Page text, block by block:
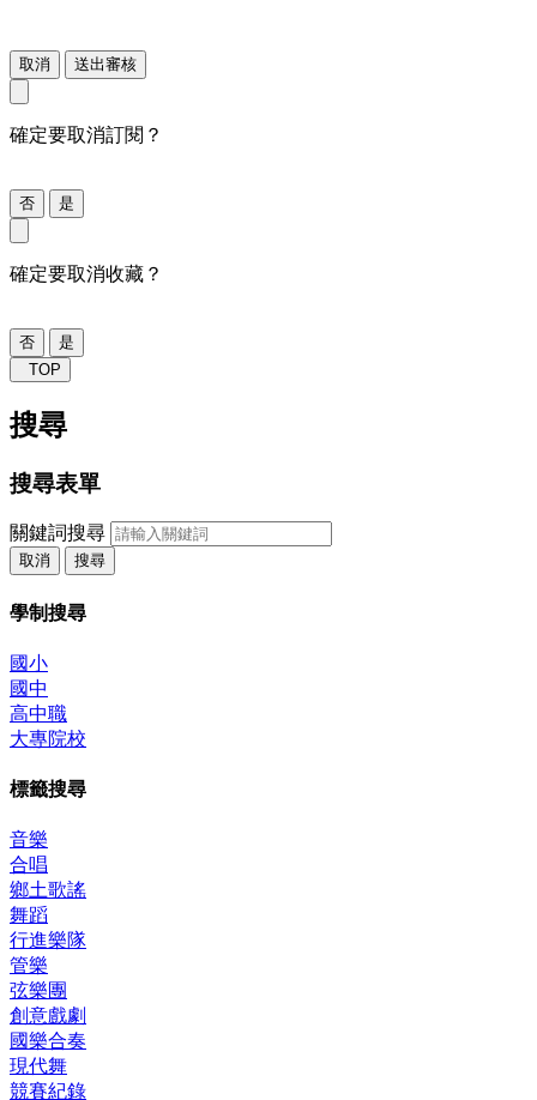
取消 送出審核
確定要取消訂閱？
否 是
確定要取消收藏？
否
是
TOP
搜尋
搜尋表單
關鍵詞搜尋
取消 搜尋
學制搜尋
國小
國中
高中職
大專院校
標籤搜尋
音樂
合唱
鄉土歌謠
舞蹈
行進樂隊
管樂
弦樂團
創意戲劇
國樂合奏
現代舞
競賽紀錄